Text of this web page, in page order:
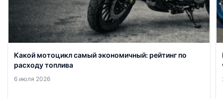
Какой мотоцикл самый экономичный: рейтинг по
расходу топлива
6 июля 2026